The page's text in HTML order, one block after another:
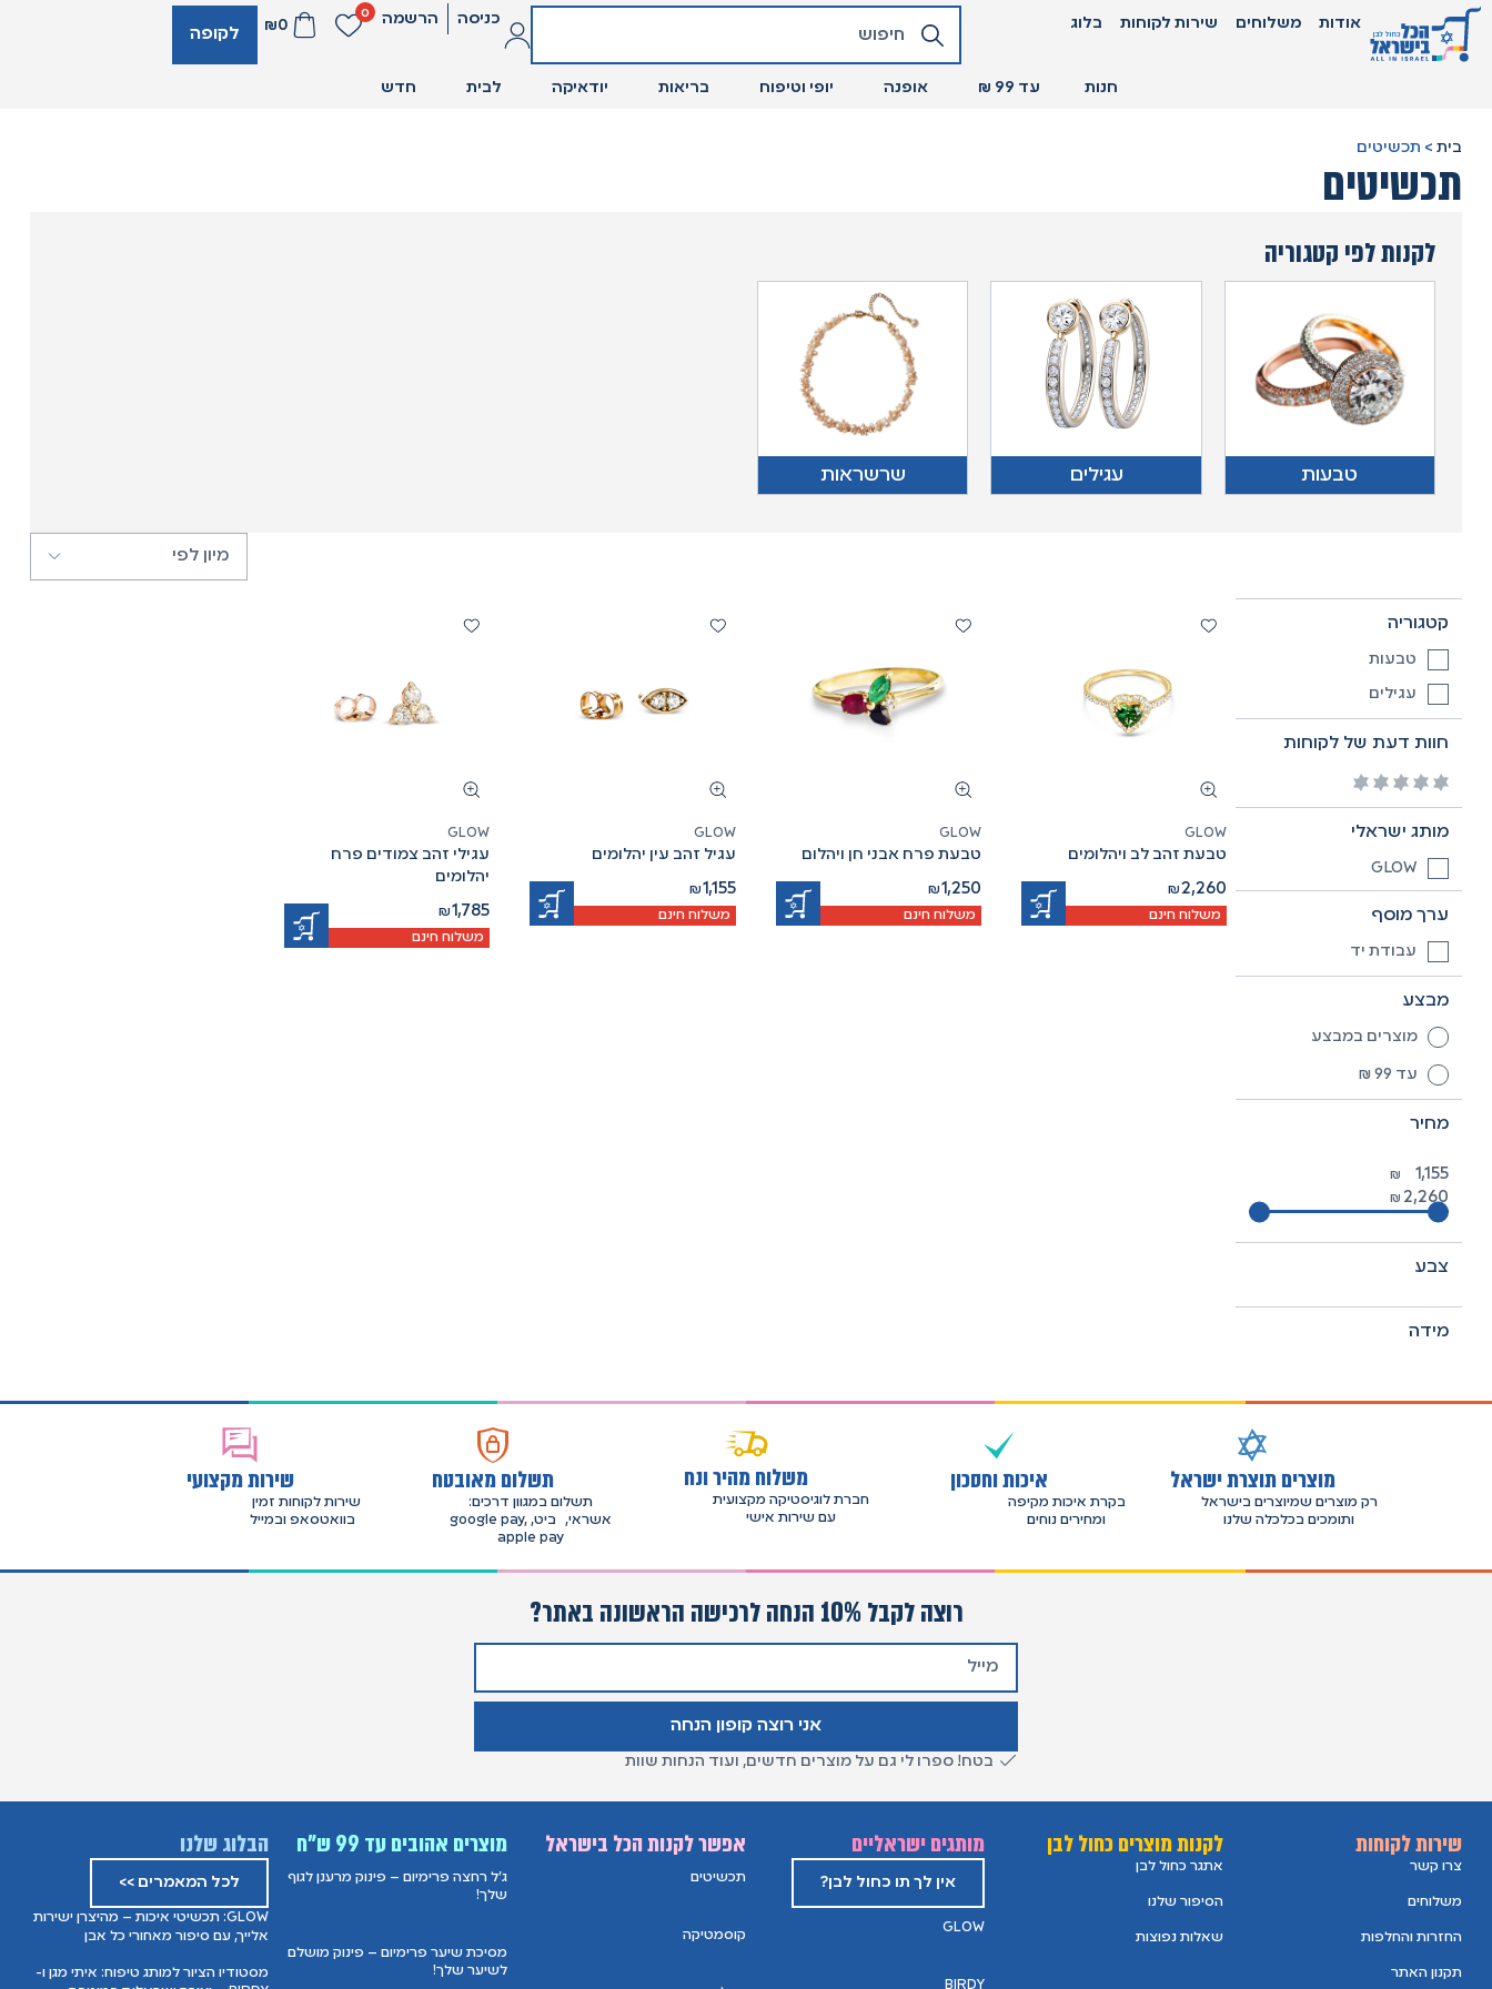
אודות משלוחים שירות לקוחות בלוג כניסה הרשמה 0
₪0 לקופה
חנות עד 99 ₪ אופנה יופי וטיפוח בריאות יודאיקה לבית חדש
בית> תכשיטים
תכשיטים
לקנות לפי קטגוריה
טבעות עגילים שרשראות
קטגוריה
טבעות
עגילים
חוות דעת של לקוחות
מותג ישראלי
GLOW
ערך מוסף
עבודת יד
מבצע
מוצרים במבצע
עד 99 ₪
מחיר
₪
₪
צבע
מידה
GLOW
טבעת זהב לב ויהלומים
₪2,260
משלוח חינם
GLOW
טבעת פרח אבני חן ויהלום
₪1,250
משלוח חינם
GLOW
עגיל זהב עין יהלומים
₪1,155
משלוח חינם
GLOW
עגילי זהב צמודים פרח
יהלומים
₪1,785
משלוח חינם
מוצרים תוצרת ישראל
רק מוצרים שמיוצרים בישראל
ותומכים בכלכלה שלנו
איכות וחסכון
בקרת איכות מקיפה
ומחירים נוחים
משלוח מהיר ונח
חברת לוגיסטיקה מקצועית
עם שירות אישי
תשלום מאובטח
תשלום במגוון דרכים:
אשראי, ביט, google pay,
apple pay
שירות מקצועי
שירות לקוחות זמין
בוואטסאפ ובמייל
רוצה לקבל 10% הנחה לרכישה הראשונה באתר?
אני רוצה קופון הנחה
בטח! ספרו לי גם על מוצרים חדשים, ועוד הנחות שוות
שירות לקוחות
צרו קשר
משלוחים
החזרות והחלפות
תקנון האתר
לקנות מוצרים כחול לבן
אתגר כחול לבן
הסיפור שלנו
שאלות נפוצות
מותגים ישראליים
אין לך תו כחול לבן?
GLOW
BIRDY
אפשר לקנות הכל בישראל
תכשיטים
קוסמטיקה
מוצרים אהובים עד 99 ש”ח
ג'ל רחצה פרימיום – פינוק מרענן לגוף
שלך!
מסיכת שיער פרימיום – פינוק מושלם
לשיער שלך!
הבלוג שלנו
לכל המאמרים >>
GLOW: תכשיטי איכות – מהיצרן ישירות
אלייך, עם סיפור מאחורי כל אבן
מסטודיו הציור למותג טיפוח: איתי מגן ו-